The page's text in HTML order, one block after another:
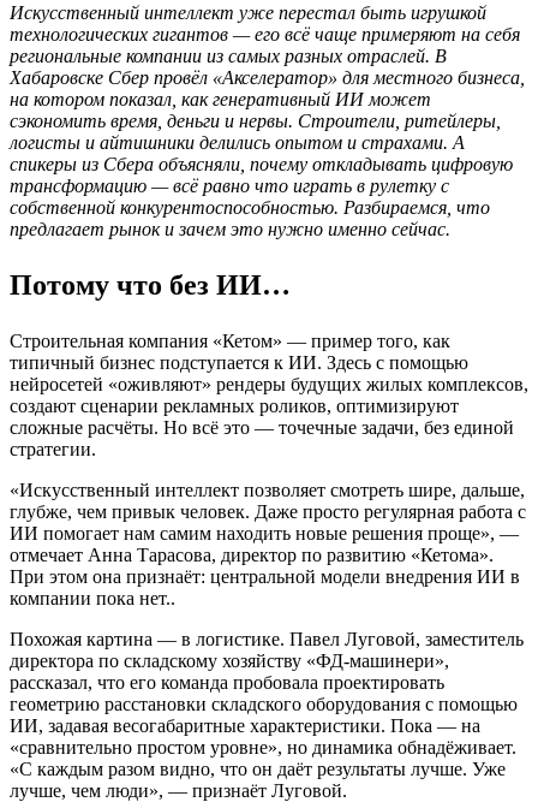
Искусственный интеллект уже перестал быть игрушкой
технологических гигантов — его всё чаще примеряют на себя
региональные компании из самых разных отраслей. В
Хабаровске Сбер провёл «Акселератор» для местного бизнеса,
на котором показал, как генеративный ИИ может
сэкономить время, деньги и нервы. Строители, ритейлеры,
логисты и айтишники делились опытом и страхами. А
спикеры из Сбера объясняли, почему откладывать цифровую
трансформацию — всё равно что играть в рулетку с
собственной конкурентоспособностью. Разбираемся, что
предлагает рынок и зачем это нужно именно сейчас.
Потому что без ИИ…
Строительная компания «Кетом» — пример того, как
типичный бизнес подступается к ИИ. Здесь с помощью
нейросетей «оживляют» рендеры будущих жилых комплексов,
создают сценарии рекламных роликов, оптимизируют
сложные расчёты. Но всё это — точечные задачи, без единой
стратегии.
«Искусственный интеллект позволяет смотреть шире, дальше,
глубже, чем привык человек. Даже просто регулярная работа с
ИИ помогает нам самим находить новые решения проще», —
отмечает Анна Тарасова, директор по развитию «Кетома».
При этом она признаёт: центральной модели внедрения ИИ в
компании пока нет..
Похожая картина — в логистике. Павел Луговой, заместитель
директора по складскому хозяйству «ФД-машинери»,
рассказал, что его команда пробовала проектировать
геометрию расстановки складского оборудования с помощью
ИИ, задавая весогабаритные характеристики. Пока — на
«сравнительно простом уровне», но динамика обнадёживает.
«С каждым разом видно, что он даёт результаты лучше. Уже
лучше, чем люди», — признаёт Луговой.